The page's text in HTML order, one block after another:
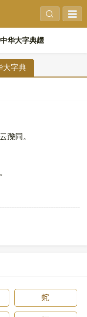
中华大字典䟏
大字典
躒同。
䖳